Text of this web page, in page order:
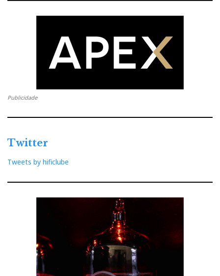
Publicidade
Twitter
Tweets by hificlube